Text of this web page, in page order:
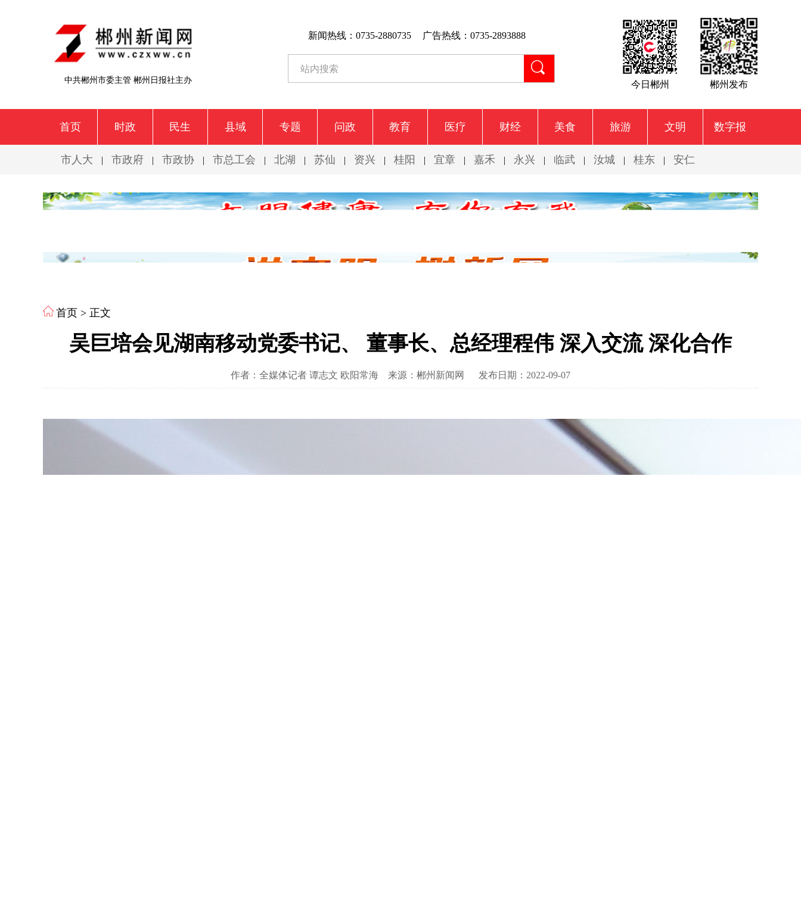
中共郴州市委主管 郴州日报社主办
新闻热线：0735-2880735 广告热线：0735-2893888
今日郴州 郴州发布
首页 时政 民生 县域 专题 问政 教育 医疗 财经 美食 旅游 文明 数字报
市人大 | 市政府 | 市政协 | 市总工会 | 北湖 | 苏仙 | 资兴 | 桂阳 | 宜章 | 嘉禾 | 永兴 | 临武 | 汝城 | 桂东 | 安仁
首页 > 正文
吴巨培会见湖南移动党委书记、 董事长、总经理程伟 深入交流 深化合作
作者：全媒体记者 谭志文 欧阳常海 来源：郴州新闻网 发布日期：2022-09-07